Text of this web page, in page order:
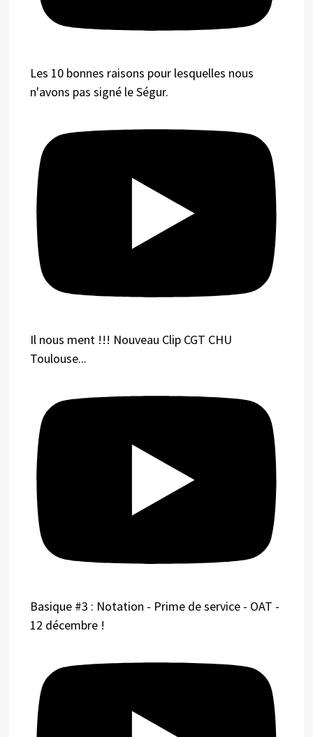
Les 10 bonnes raisons pour lesquelles nous
n'avons pas signé le Ségur.
Il nous ment !!! Nouveau Clip CGT CHU
Toulouse...
Basique #3 : Notation - Prime de service - OAT -
12 décembre !